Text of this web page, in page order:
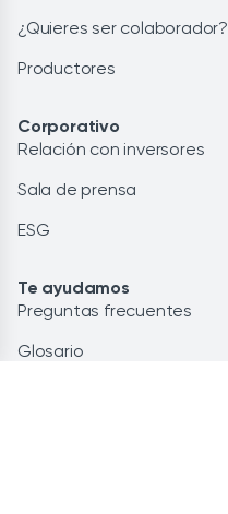
¿Quieres ser colaborador?
Productores
Corporativo
Relación con inversores
Sala de prensa
ESG
Te ayudamos
Preguntas frecuentes
Glosario